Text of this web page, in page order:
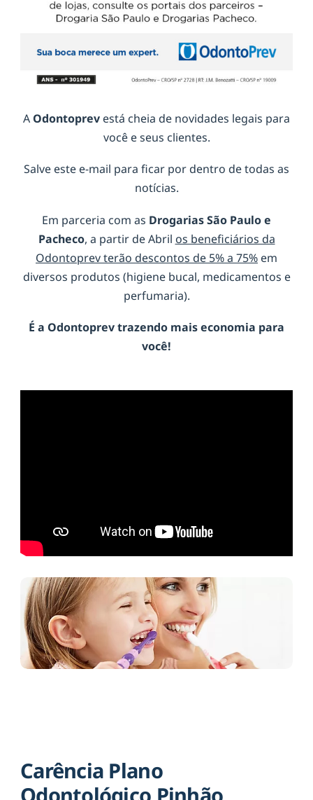
A Odontoprev está cheia de novidades legais para
você e seus clientes.
Salve este e-mail para ficar por dentro de todas as
notícias.
Em parceria com as Drogarias São Paulo e
Pacheco, a partir de Abril os beneficiários da
Odontoprev terão descontos de 5% a 75% em
diversos produtos (higiene bucal, medicamentos e
perfumaria).
É a Odontoprevtrazendo mais economia para
você!
Carência Plano
Odontológico Pinhão